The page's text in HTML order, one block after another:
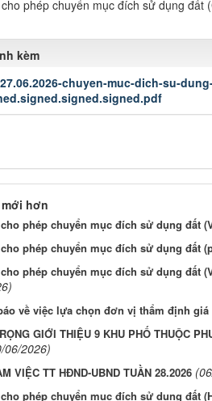
phép chuyển mục đích sử dụng đất
kèm
27.06.2026-chuyen-muc-dich-su-
hơn
phép chuyển mục đích sử dụng đất
phép chuyển mục đích sử dụng đất
phép chuyển mục đích sử dụng đất
về việc lựa chọn đơn vị thẩm định giá
GIỚI THIỆU 9 KHU PHỐ THUỘC
06/2026)
VIỆC TT HĐND-UBND TUẦN 28.2026
phép chuyển mục đích sử dụng đất